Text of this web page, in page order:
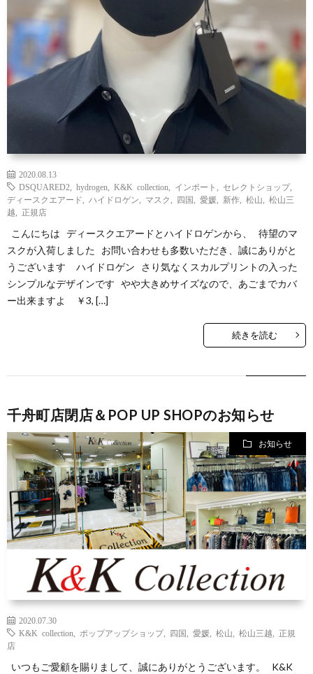
2020.08.13
DSQUARED2
hydrogen K&K collection インポート セレクトショップ,
ディースクエアード
ハイドロゲン マスク 四国 愛媛 新作 松山
松山三
越
正規店
こんにちは ディースクエアードとハイドロゲンから、 待望のマ
スクが入荷しました お問い合わせも多数いただき、誠にありがと
うございます ハイドロゲン さり気なくスカルプリントの入った
シンプルなデザインです やや大きめサイズなので、あごまでカバ
ー出来ますよ ￥3, […]
続きを読む
千舟町店閉店＆POP UP SHOPのお知らせ
お知らせ
2020.07.30
K&K collection
ポップアップショップ, 四国 愛媛 松山 松山三越
正規
店
いつもご愛顧を賜りまして、誠にありがとうございます。 K&K